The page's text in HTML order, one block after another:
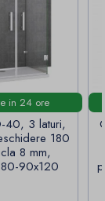
in 24 ore
40, 3 laturi,
180
8 mm,
80-90x120